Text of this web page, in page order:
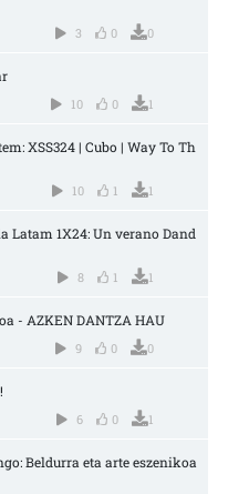
3 0 0
10 0 1
XSS324 | Cubo | Way To Th
10 1 1
Latam 1X24: Un verano Dand
8 1 1
- AZKEN DANTZA HAU
9 0 0
6 0 1
Beldurra eta arte eszenikoa